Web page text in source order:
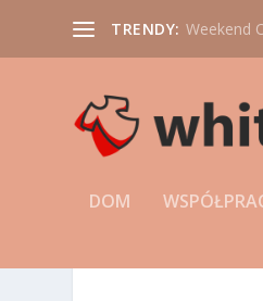
TRENDY: Weekend
DOM